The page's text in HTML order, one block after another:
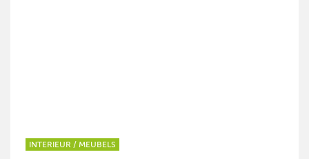
INTERIEUR / MEUBELS